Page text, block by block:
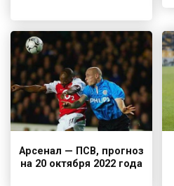
Арсенал — ПСВ, прогноз
на 20 октября 2022 года